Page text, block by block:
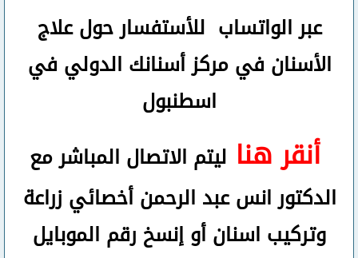
عبر الواتساب للأستفسار حول علاج
الأسنان في مركز أسنانك الدولي في
اسطنبول
أنقر هنا ليتم الاتصال المباشر مع
الدكتور انس عبد الرحمن أخصائي زراعة
وتركيب اسنانأوإنسخ رقم الموبايل